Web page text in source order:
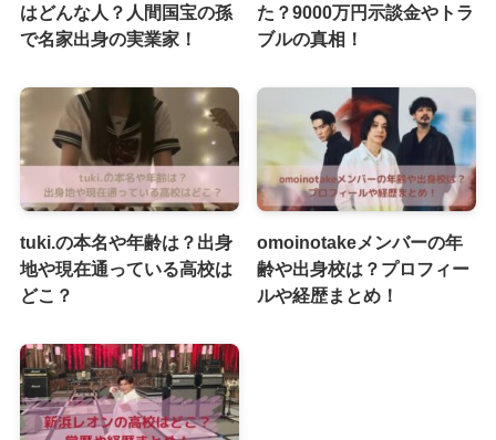
はどんな人？人間国宝の孫
で名家出身の実業家！
た？9000万円示談金やトラ
ブルの真相！
tuki.の本名や年齢は？出身
地や現在通っている高校は
どこ？
omoinotakeメンバーの年
齢や出身校は？プロフィー
ルや経歴まとめ！